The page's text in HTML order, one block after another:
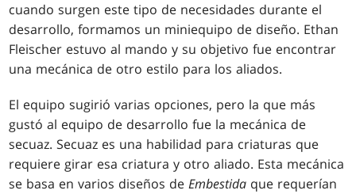
cuando surgen este tipo de necesidades durante el
desarrollo, formamos un miniequipo de diseño. Ethan
Fleischer estuvo al mando y su objetivo fue encontrar
una mecánica de otro estilo para los aliados.
El equipo sugirió varias opciones, pero la que más
gustó al equipo de desarrollo fue la mecánica de
secuaz. Secuaz es una habilidad para criaturas que
requiere girar esa criatura y otro aliado. Esta mecánica
se basa en varios diseños deEmbestida que requerían